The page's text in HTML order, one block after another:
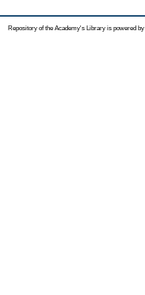
Repository of the Academy's Library is powered by